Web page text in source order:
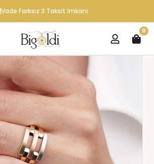
Vade Farksız 3 Taksit İmkanı
0